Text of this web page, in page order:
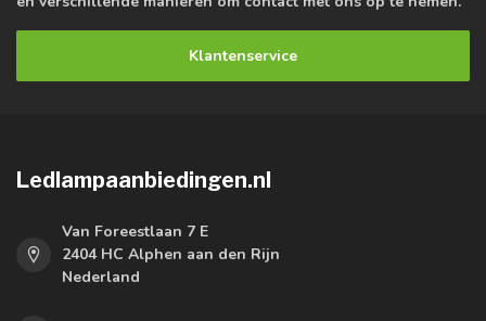
Klantenservice
Ledlampaanbiedingen.nl
Van Foreestlaan 7 E
2404 HC Alphen aan den Rijn
Nederland